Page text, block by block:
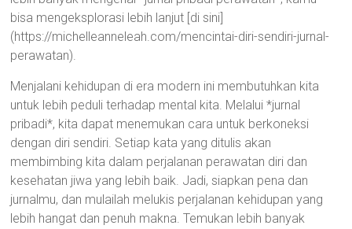
bisa mengeksplorasi lebih lanjut [di sini]
(https://michelleanneleah.com/mencintai-diri-sendiri-jurnal-
perawatan).
Menjalani kehidupan di era modern ini membutuhkan kita
untuk lebih peduli terhadap mental kita. Melalui *jurnal
pribadi*, kita dapat menemukan cara untuk berkoneksi
dengan diri sendiri. Setiap kata yang ditulis akan
membimbing kita dalam perjalanan perawatan diri dan
kesehatan jiwa yang lebih baik. Jadi, siapkan pena dan
jurnalmu, dan mulailah melukis perjalanan kehidupan yang
lebih hangat dan penuh makna. Temukan lebih banyak